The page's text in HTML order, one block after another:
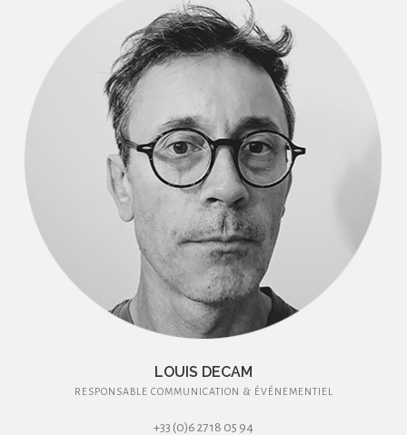
LOUIS DECAM
RESPONSABLE COMMUNICATION & ÉVÉNEMENTIEL
+33 (0)6 27 18 05 94